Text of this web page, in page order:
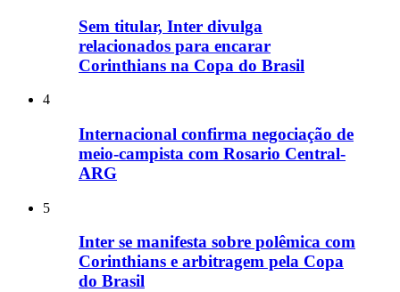
Sem titular, Inter divulga
relacionados para encarar
Corinthians na Copa do Brasil
4
Internacional confirma negociação de
meio-campista com Rosario Central-
ARG
5
Inter se manifesta sobre polêmica com
Corinthians e arbitragem pela Copa
do Brasil